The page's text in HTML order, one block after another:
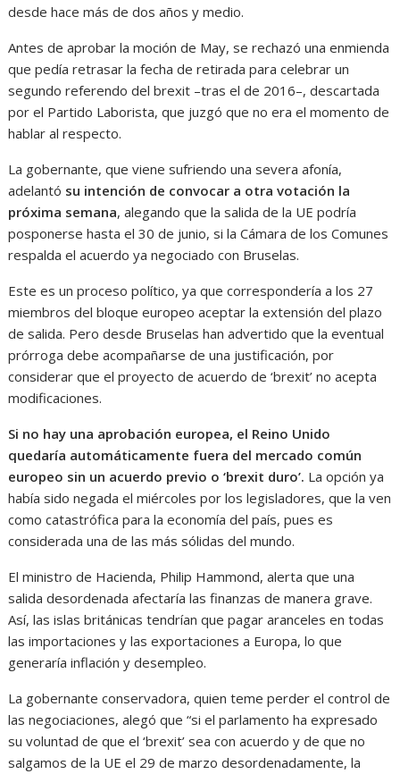
desde hace más de dos años y medio.
Antes de aprobar la moción de May, se rechazó una enmienda
que pedía retrasar la fecha de retirada para celebrar un
segundo referendo del brexit –tras el de 2016–, descartada
por el Partido Laborista, que juzgó que no era el momento de
hablar al respecto.
La gobernante, que viene sufriendo una severa afonía,
adelantó su intención de convocar a otra votación la
próxima semana, alegando que la salida de la UE podría
posponerse hasta el 30 de junio, si la Cámara de los Comunes
respalda el acuerdo ya negociado con Bruselas.
Este es un proceso político, ya que correspondería a los 27
miembros del bloque europeo aceptar la extensión del plazo
de salida. Pero desde Bruselas han advertido que la eventual
prórroga debe acompañarse de una justificación, por
considerar que el proyecto de acuerdo de ‘brexit’ no acepta
modificaciones.
Si no hay una aprobación europea, el Reino Unido
quedaría automáticamente fuera del mercado común
europeo sin un acuerdo previo o ‘brexit duro’. La opción ya
había sido negada el miércoles por los legisladores, que la ven
como catastrófica para la economía del país, pues es
considerada una de las más sólidas del mundo.
El ministro de Hacienda, Philip Hammond, alerta que una
salida desordenada afectaría las finanzas de manera grave.
Así, las islas británicas tendrían que pagar aranceles en todas
las importaciones y las exportaciones a Europa, lo que
generaría inflación y desempleo.
La gobernante conservadora, quien teme perder el control de
las negociaciones, alegó que “si el parlamento ha expresado
su voluntad de que el ‘brexit’ sea con acuerdo y de que no
salgamos de la UE el 29 de marzo desordenadamente, la